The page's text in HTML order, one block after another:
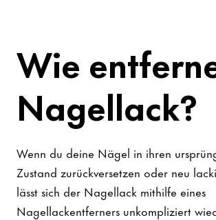
Wie
Nagellack?
Wenn du deine Nägel in ihren
Zustand zurückversetzen oder neu
lässt sich der Nagellack mithilfe eines
Nagellackentferners unkompliziert